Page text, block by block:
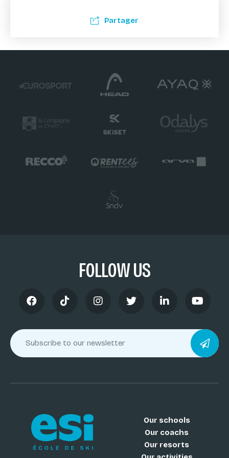
Partager
FOLLOW US
Our schools
Our coachs
Our resorts